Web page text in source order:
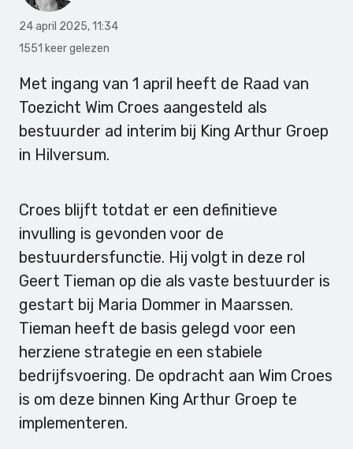
24 april 2025,11:34
1551 keer gelezen
Met ingang van 1 april heeft de Raad van
Toezicht Wim Croes aangesteld als
bestuurder ad interim bij King Arthur Groep
in Hilversum.
Croes blijft totdat er een definitieve
invulling is gevonden voor de
bestuurdersfunctie. Hij volgt in deze rol
Geert Tieman op die als vaste bestuurder is
gestart bij Maria Dommer in Maarssen.
Tieman heeft de basis gelegd voor een
herziene strategie en een stabiele
bedrijfsvoering. De opdracht aan Wim Croes
is om deze binnen King Arthur Groep te
implementeren.